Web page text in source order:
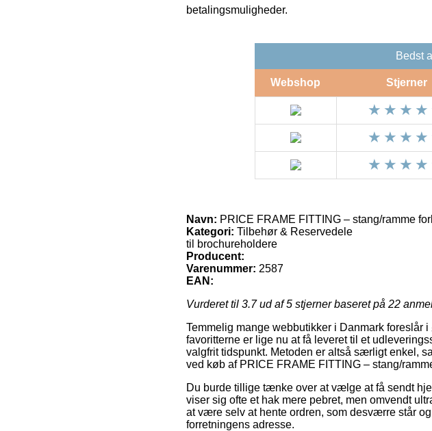
betalingsmuligheder.
Bedst
Webshop Stjerner
Navn: PRICE FRAME FITTING – stang/ramme
Kategori: Tilbehør & Reservedele
til brochureholdere
Producent:
Varenummer: 2587
EAN:
Vurderet til 3.7ud af 5 stjerner baseret på 22
Temmelig mange webbutikker i Danmark
favoritterne er lige nu at få leveret til et
valgfrit tidspunkt. Metoden er altså særligt enkel,
ved køb af PRICE FRAME FITTING – stang/
Du burde tillige tænke over at vælge at få sendt
viser sig ofte et hak mere pebret, men omvendt
at være selv at hente ordren, som desværre står
forretningens adresse.